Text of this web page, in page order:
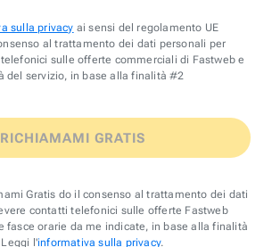
sulla privacy ai sensi del regolamento UE
al trattamento dei dati personali per
sulle offerte commerciali di Fastweb e
del servizio, in base alla finalità #2
RICHIAMAMI GRATIS
Gratis do il consenso al trattamento dei dati
contatti telefonici sulle offerte Fastweb
fasce orarie da me indicate, in base alla finalità
l'informativa sulla privacy.